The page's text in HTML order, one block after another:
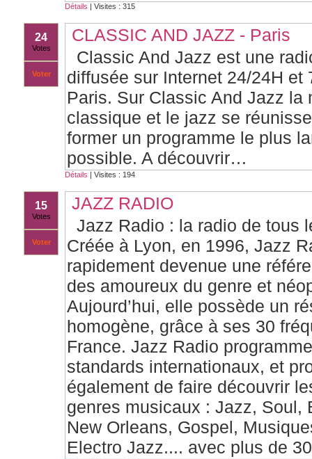
Détails | Visites : 315
24
Votes
Voter
CLASSIC AND JAZZ - Paris
Classic And Jazz est une
diffusée sur Internet 24/24H et
Paris. Sur Classic And Jazz la
classique et le jazz se
former un programme le plus
possible. A découvrir…
Détails | Visites : 194
15
Votes
Voter
JAZZ RADIO
Jazz Radio : la radio de tous
Créée à Lyon, en 1996, Jazz
rapidement devenue une
des amoureux du genre et
Aujourd’hui, elle possède un
homogène, grâce à ses 30
France. Jazz Radio
standards internationaux, et
également de faire découvrir
genres musicaux : Jazz, Soul,
New Orleans, Gospel,
Electro Jazz.... avec plus de